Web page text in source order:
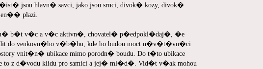
jsou hlavn� savci, jako jsou srnci, divok� kozy, divok�
plazi.
b�t v�c a v�c aktivn�, chovatel� p�edpokl�daj�, �e
do venkovn�ho v�b�hu, kde ho budou moct n�v�t�vn�ci
vnit�n� ubikace mimo porodn� boudu. Do t�to ubikace
z d�vodu klidu pro samici a jej� ml�d�. Vid�t v�ak mohou